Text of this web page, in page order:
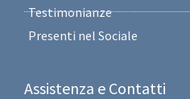
Testimonianze
Presenti nel Sociale
Assistenza e Contatti